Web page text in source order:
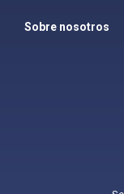
Sobre nosotros